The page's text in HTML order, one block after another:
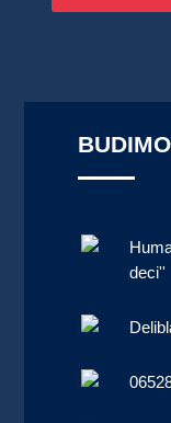
deci''